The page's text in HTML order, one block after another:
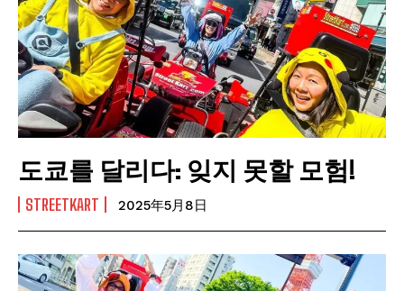
도쿄를 달리다: 잊지 못할 모험!
STREETKART 2025年5月8日